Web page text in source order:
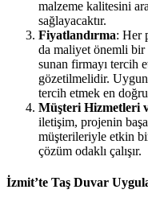
malzeme kalitesini
sağlayacaktır.
Fiyatlandırma: Her
da maliyet önemli bir
sunan firmayı tercih
gözetilmelidir.
tercih etmek en
Müşteri Hizmetleri
iletişim, projenin
müşterileriyle etkin
çözüm odaklı çalışır.
İzmit’te Taş Duvar